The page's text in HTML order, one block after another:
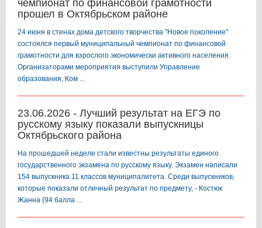
чемпионат по финансовой грамотности
прошел в Октябрьском районе
️24 июня в стенах дома детского творчества "Новое поколение"
состоялся первый муниципальный чемпионат по финансовой
грамотности для взрослого экономически активного населения.
Организаторами мероприятия выступили Управление
образования, Ком ...
23.06.2026 - Лучший результат на ЕГЭ по
русскому языку показали выпускницы
Октябрьского района
На прошедшей неделе стали известны результаты единого
государственного экзамена по русскому языку. Экзамен написали
154 выпускника 11 классов муниципалитета. Среди выпускников,
которые показали отличный результат по предмету, - Костюк
Жанна (94 балла ...